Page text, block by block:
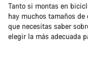
Tanto si montas en
hay muchos tamaños
que necesitas saber
elegir la más adecuada